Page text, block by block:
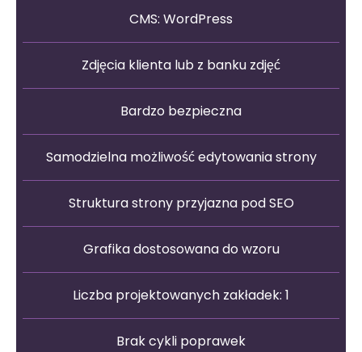
CMS: WordPress
Zdjęcia klienta lub z banku zdjęć
Bardzo bezpieczna
Samodzielna możliwość edytowania strony
Struktura strony przyjazna pod SEO
Grafika dostosowana do wzoru
Liczba projektowanych zakładek: 1
Brak cykli poprawek